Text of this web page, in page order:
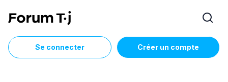
Se connecter Créer un compte